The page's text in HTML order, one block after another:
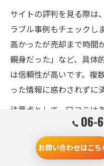
サイトの評判を見る際は
ラブル事例もチェックし
高かったが売却まで時間
親身だった」など、具体
は信頼性が高いです。複
った情報に惑わされずに
注意点として、口コミは
てのケースに当てはまる
判断は、自分自身のニー
会社かどうかを総合的に
06-
お問い合わせはこち